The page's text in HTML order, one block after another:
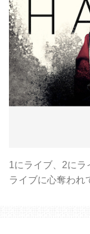
1にライブ、2にラ
ライブに心奪われ